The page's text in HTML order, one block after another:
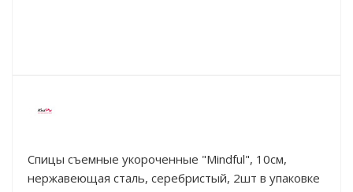
Спицы съемные укороченные "Mindful", 10см,
нержавеющая сталь, серебристый, 2шт в упаковке